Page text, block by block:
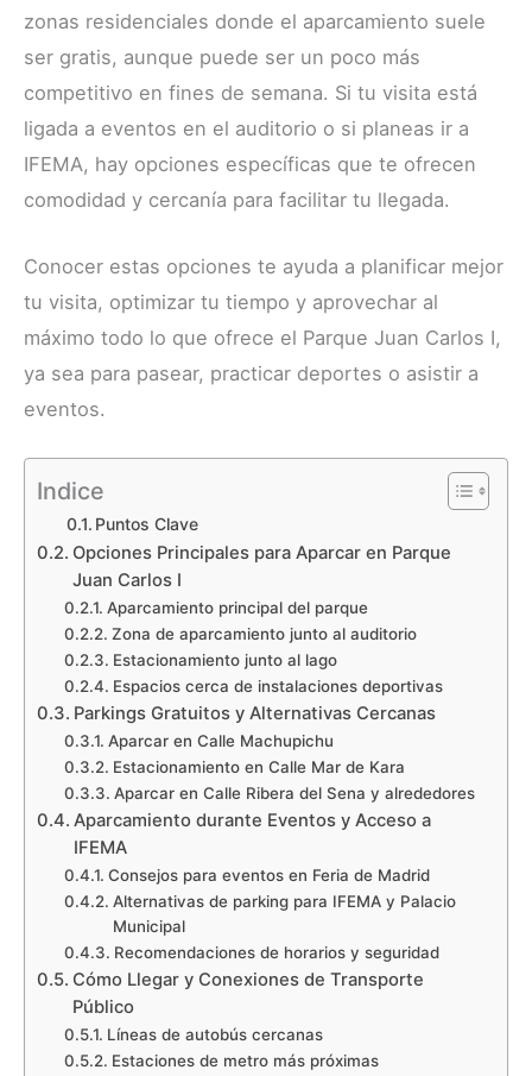
zonas residenciales donde el aparcamiento suele
ser gratis, aunque puede ser un poco más
competitivo en fines de semana. Si tu visita está
ligada a eventos en el auditorio o si planeas ir a
IFEMA, hay opciones específicas que te ofrecen
comodidad y cercanía para facilitar tu llegada.
Conocer estas opciones te ayuda a planificar mejor
tu visita, optimizar tu tiempo y aprovechar al
máximo todo lo que ofrece el Parque Juan Carlos I,
ya sea para pasear, practicar deportes o asistir a
eventos.
Indice
Puntos Clave
Opciones Principales para Aparcar en Parque
Juan Carlos I
Aparcamiento principal del parque
Zona de aparcamiento junto al auditorio
Estacionamiento junto al lago
Espacios cerca de instalaciones deportivas
Parkings Gratuitos y Alternativas Cercanas
Aparcar en Calle Machupichu
Estacionamiento en Calle Mar de Kara
Aparcar en Calle Ribera del Sena y alrededores
Aparcamiento durante Eventos y Acceso a
IFEMA
Consejos para eventos en Feria de Madrid
Alternativas de parking para IFEMA y Palacio
Municipal
Recomendaciones de horarios y seguridad
Cómo Llegar y Conexiones de Transporte
Público
Líneas de autobús cercanas
Estaciones de metro más próximas